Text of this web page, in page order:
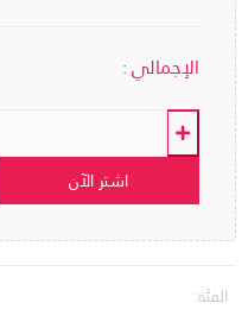
الإجمالي :
اشتر الآن
الفئة: